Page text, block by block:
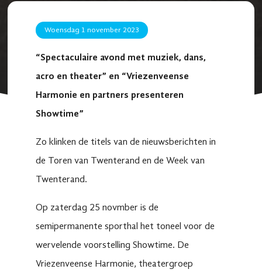
Woensdag 1 november 2023
“Spectaculaire avond met muziek, dans,
acro en theater” en “Vriezenveense
Harmonie en partners presenteren
Showtime”
Zo klinken de titels van de nieuwsberichten in
de Toren van Twenterand en de Week van
Twenterand.
Op zaterdag 25 novmber is de
semipermanente sporthal het toneel voor de
wervelende voorstelling Showtime. De
Vriezenveense Harmonie, theatergroep